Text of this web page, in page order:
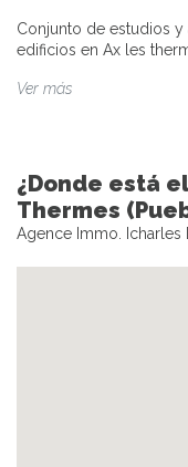
Conjunto de estudios
edificios en Ax les
Ver más
¿Donde está
Thermes
Agence Immo. Icharles